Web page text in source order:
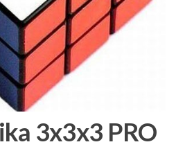
3x3x3 PRO